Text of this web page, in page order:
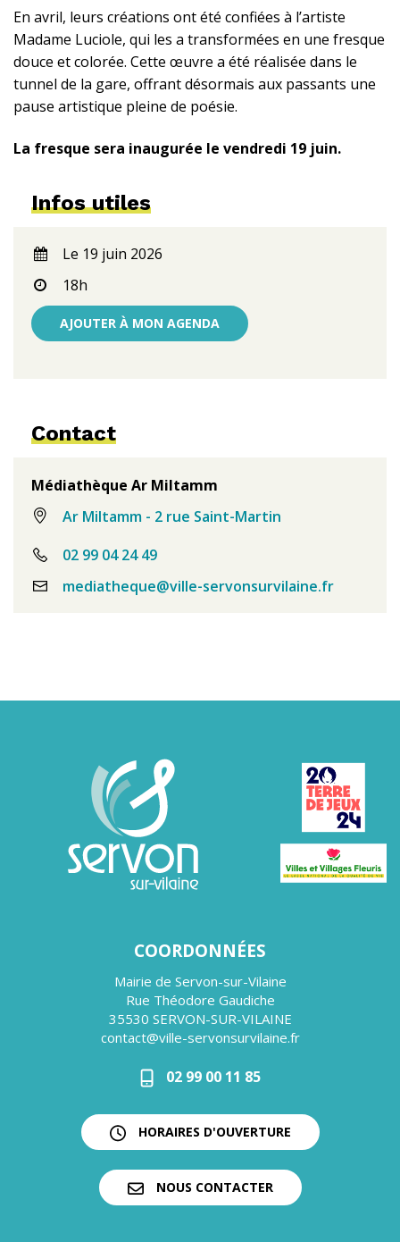
En avril, leurs créations ont été confiées à l’artiste
Madame Luciole, qui les a transformées en une fresque
douce et colorée. Cette œuvre a été réalisée dans le
tunnel de la gare, offrant désormais aux passants une
pause artistique pleine de poésie.
La fresque sera inaugurée le vendredi 19 juin.
Infos utiles
Le 19 juin 2026
18h
AJOUTER À MON AGENDA
Contact
Médiathèque Ar Miltamm
Ar Miltamm - 2 rue Saint-Martin
02 99 04 24 49
mediatheque@ville-servonsurvilaine.fr
COORDONNÉES
Mairie de Servon-sur-Vilaine
Rue Théodore Gaudiche
35530 SERVON-SUR-VILAINE
contact@ville-servonsurvilaine.fr
02 99 00 11 85
HORAIRES D'OUVERTURE
NOUS CONTACTER